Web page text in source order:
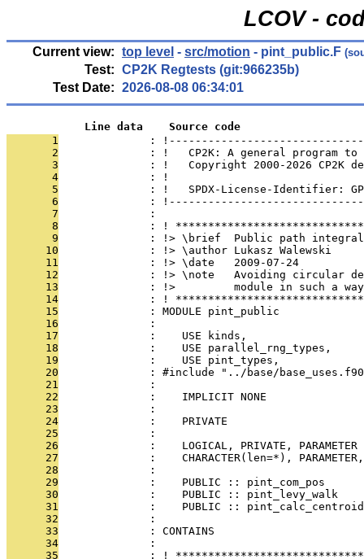
LCOV -
Current view: top level - src/motion - pint_public.F
Test: CP2K Regtests (git:966235b)
Test Date: 2026-08-08 06:34:01
            Line data    Source code
       1
:
       2
: !   CP2K: A general program
       3
: !   Copyright 2000-2026 CP2K
       4
: !
       5
: !   SPDX-License-Identifier:
       6
:
       7
              :
       8
: !
       9
: !> \brief  Public path
      10
              : !> \author Lukasz Walewski
      11
              : !> \date   2009-07-24
      12
: !> \note   Avoiding circular
      13
: !>         module in such a
      14
: !
      15
              : MODULE pint_public
      16
              :
      17
:    USE kinds,
      18
:    USE parallel_rng_types,
      19
:    USE pint_types,
      20
: #include "../base/
      21
              :
      22
              :    IMPLICIT NONE
      23
              :
      24
              :    PRIVATE
      25
              :
      26
:    LOGICAL, PRIVATE, PARAMETER
      27
:    CHARACTER(len=*),
      28
              :
      29
              :    PUBLIC :: pint_com_pos
      30
              :    PUBLIC :: pint_levy_walk
      31
              :    PUBLIC :: pint_calc_centroid
      32
              :
      33
              : CONTAINS
      34
              :
      35
: !